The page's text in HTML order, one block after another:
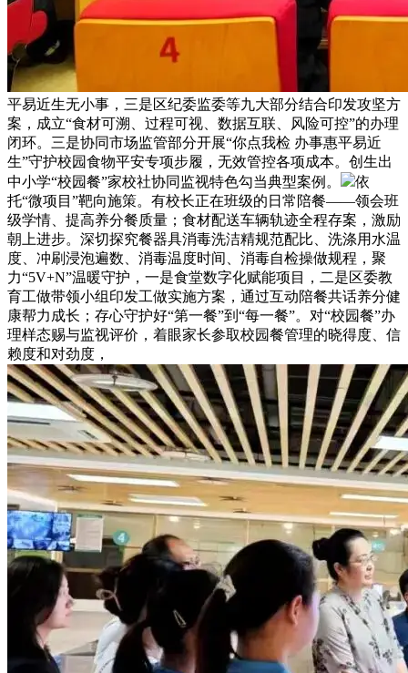
平易近生无小事，三是区纪委监委等九大部分结合印发攻坚方
案，成立“食材可溯、过程可视、数据互联、风险可控”的办理
闭环。三是协同市场监管部分开展“你点我检 办事惠平易近
生”守护校园食物平安专项步履，无效管控各项成本。创生出
中小学“校园餐”家校社协同监视特色勾当典型案例。
依
托“微项目”靶向施策。有校长正在班级的日常陪餐——领会班
级学情、提高养分餐质量；食材配送车辆轨迹全程存案，激励
朝上进步。深切探究餐器具消毒洗洁精规范配比、洗涤用水温
度、冲刷浸泡遍数、消毒温度时间、消毒自检操做规程，聚
力“5V+N”温暖守护，一是食堂数字化赋能项目，二是区委教
育工做带领小组印发工做实施方案，通过互动陪餐共话养分健
康帮力成长；存心守护好“第一餐”到“每一餐”。对“校园餐”办
理样态赐与监视评价，着眼家长参取校园餐管理的晓得度、信
赖度和对劲度，